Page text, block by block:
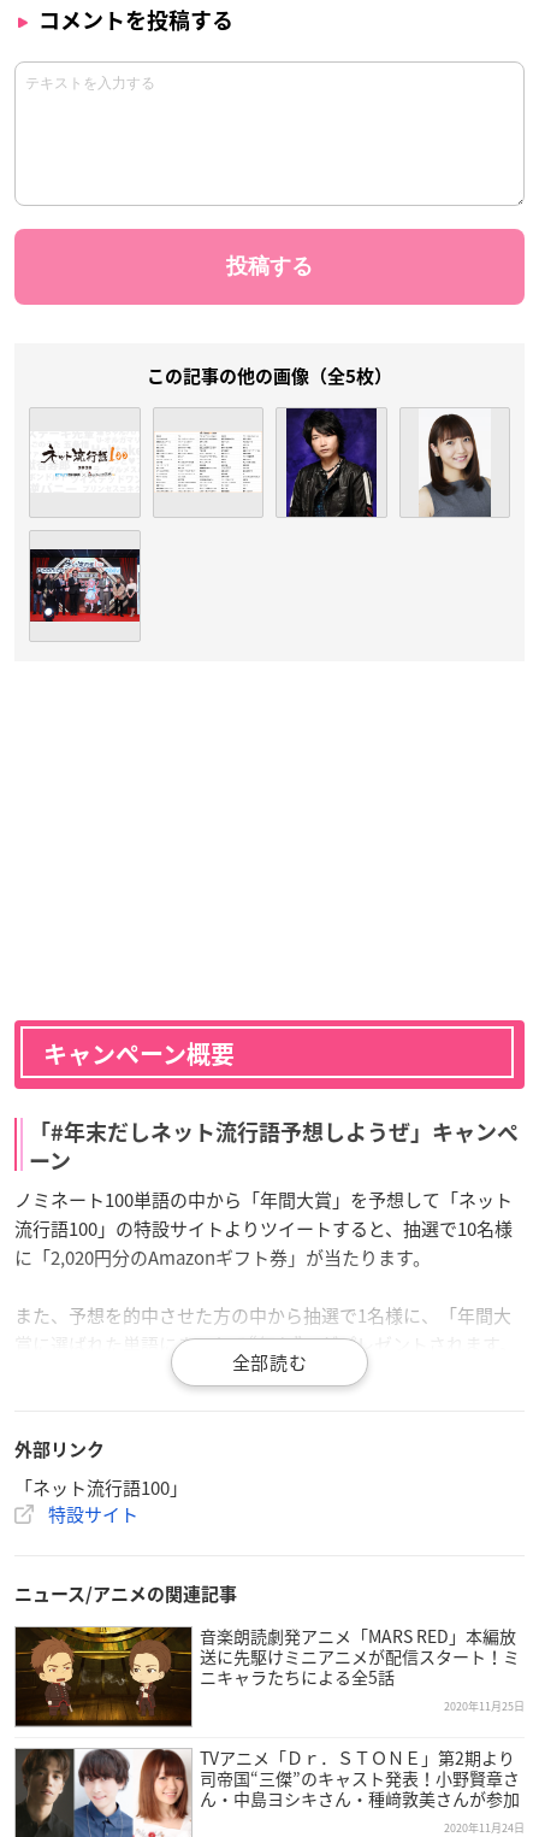
コメントを投稿する
この記事の他の画像（全5枚）
キャンペーン概要
「#年末だしネット流行語予想しようぜ」キャンペ
ーン
ノミネート100単語の中から「年間大賞」を予想して「ネット
流行語100」の特設サイトよりツイートすると、抽選で10名様
に「2,020円分のAmazonギフト券」が当たります。
また、予想を的中させた方の中から抽選で1名様に、「年間大
賞に選ばれた単語にまつわる“何か”」がプレゼントされます。
【開催日時】
2020年11月26日(木)16:00〜12月15日(火)19:00
開催概要
「ネット流行語100」年間大賞2020 表彰式
【番組名】
​今年ネットで最も流行った単語を発表「ネット流行語100」 年
間大賞2020 表彰式 生放送
外部リンク
「ネット流行語100」
特設サイト
ニュース/アニメの関連記事
音楽朗読劇発アニメ「MARS RED」本編放
送に先駆けミニアニメが配信スタート！ミ
ニキャラたちによる全5話
2020年11月25日
TVアニメ「Ｄｒ．ＳＴＯＮＥ」第2期より
司帝国“三傑”のキャスト発表！小野賢章さ
ん・中島ヨシキさん・種﨑敦美さんが参加
2020年11月24日